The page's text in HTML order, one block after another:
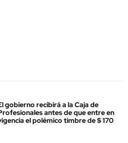
gobierno recibirá a la Caja de
antes de que entre en
el polémico timbre de $ 170